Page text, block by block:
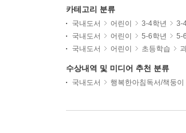
카테고리 분류
국내도서 어린이 3-4학년 3-
국내도서
어린이 5-6학년 5-
국내도서
어린이 초등학습
수상내역 및 미디어 추천 분류
국내도서 행복한아침독서/책둥이